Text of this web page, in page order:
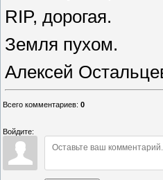
RIP, дорогая.
Земля пухом.
Алексей
Всего комментариев: 0
Войдите: